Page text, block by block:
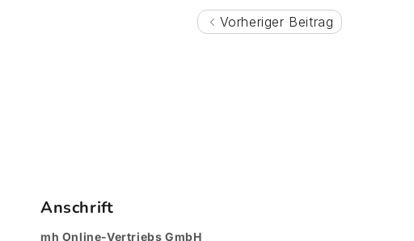
Vorheriger Beitrag
Anschrift
mh Online-Vertriebs GmbH